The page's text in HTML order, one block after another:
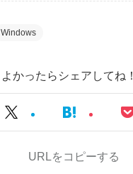
Windows
よかったらシェアしてね！
URLをコピーする